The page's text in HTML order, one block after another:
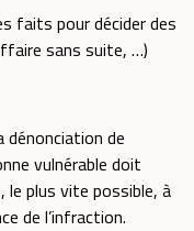
faits pour décider des
sans suite, …)
dénonciation de
vulnérable doit
plus vite possible, à
de l’infraction.